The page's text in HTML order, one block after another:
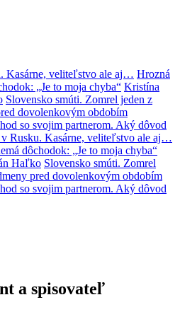
Kasárne, veliteľstvo ale aj… Hrozná
„Je to moja chyba“ Kristína
Slovensko smúti. Zomrel jeden z
dovolenkovým obdobím
so svojim partnerom. Aký dôvod
v Rusku. Kasárne, veliteľstvo ale aj…
dôchodok: „Je to moja chyba“
Haľko Slovensko smúti. Zomrel
pred dovolenkovým obdobím
so svojim partnerom. Aký dôvod
a spisovateľ